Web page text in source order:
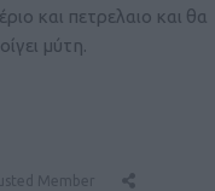
και πετρελαιο και θα
μύτη.
Member